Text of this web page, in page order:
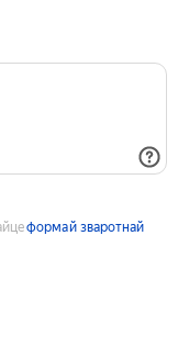
формай зваротнай